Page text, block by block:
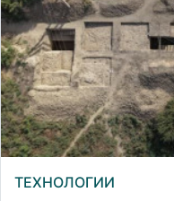
ТЕХНОЛОГИИ